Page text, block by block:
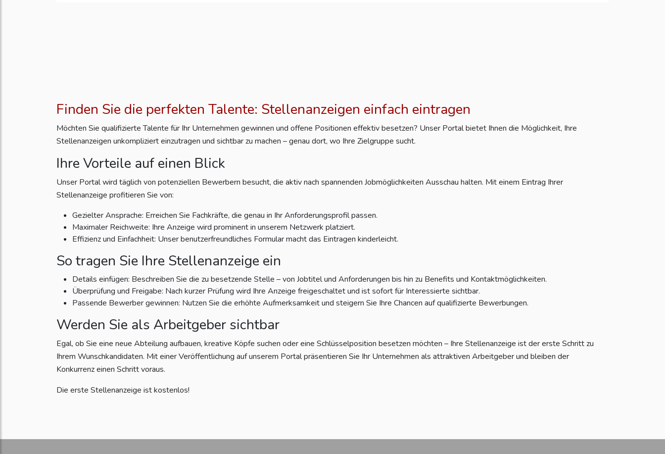
Finden Sie die perfekten Talente: Stellenanzeigen einfach eintragen
Möchten Sie qualifizierte Talente für Ihr Unternehmen gewinnen und offene Positionen effektiv besetzen? Unser Portal bietet Ihnen die Möglichkeit, Ihre
Stellenanzeigen unkompliziert einzutragen und sichtbar zu machen – genau dort, wo Ihre Zielgruppe sucht.
Ihre Vorteile auf einen Blick
Unser Portal wird täglich von potenziellen Bewerbern besucht, die aktiv nach spannenden Jobmöglichkeiten Ausschau halten. Mit einem Eintrag Ihrer
Stellenanzeige profitieren Sie von:
Gezielter Ansprache: Erreichen Sie Fachkräfte, die genau in Ihr Anforderungsprofil passen.
Maximaler Reichweite: Ihre Anzeige wird prominent in unserem Netzwerk platziert.
Effizienz und Einfachheit: Unser benutzerfreundliches Formular macht das Eintragen kinderleicht.
So tragen Sie Ihre Stellenanzeige ein
Details einfügen: Beschreiben Sie die zu besetzende Stelle – von Jobtitel und Anforderungen bis hin zu Benefits und Kontaktmöglichkeiten.
Überprüfung und Freigabe: Nach kurzer Prüfung wird Ihre Anzeige freigeschaltet und ist sofort für Interessierte sichtbar.
Passende Bewerber gewinnen: Nutzen Sie die erhöhte Aufmerksamkeit und steigern Sie Ihre Chancen auf qualifizierte Bewerbungen.
Werden Sie als Arbeitgeber sichtbar
Egal, ob Sie eine neue Abteilung aufbauen, kreative Köpfe suchen oder eine Schlüsselposition besetzen möchten – Ihre Stellenanzeige ist der erste Schritt zu
Ihrem Wunschkandidaten. Mit einer Veröffentlichung auf unserem Portal präsentieren Sie Ihr Unternehmen als attraktiven Arbeitgeber und bleiben der
Konkurrenz einen Schritt voraus.
Die erste Stellenanzeige ist kostenlos!